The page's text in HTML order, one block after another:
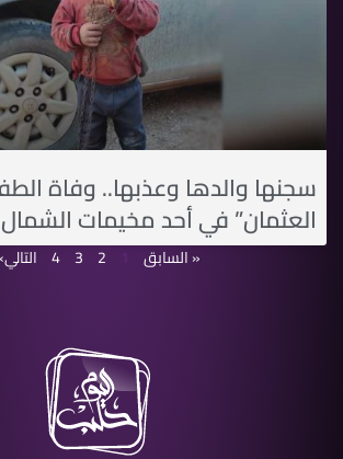
سجنها والدها وعذبها.. وفاة
العثمان” في أحد مخيمات
« السابق 1
2
3
4